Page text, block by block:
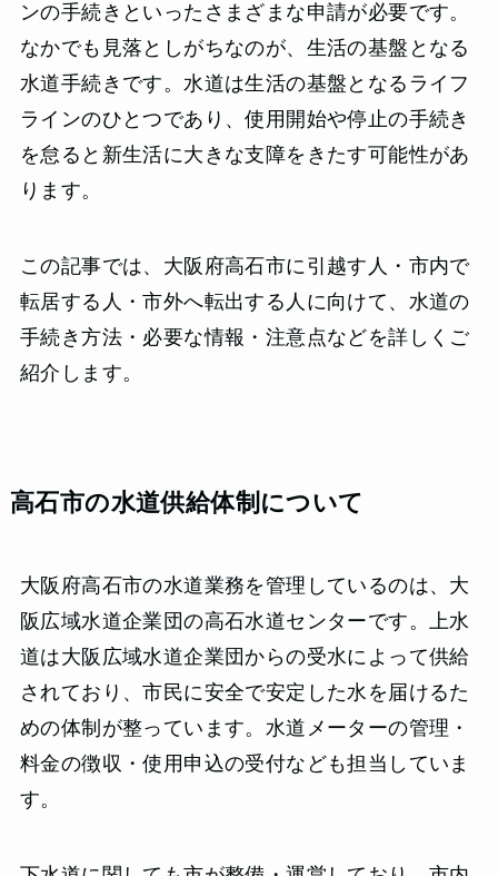
ンの手続きといったさまざまな申請が必要です。
なかでも見落としがちなのが、生活の基盤となる
水道手続きです。水道は生活の基盤となるライフ
ラインのひとつであり、使用開始や停止の手続き
を怠ると新生活に大きな支障をきたす可能性があ
ります。
この記事では、大阪府高石市に引越す人・市内で
転居する人・市外へ転出する人に向けて、水道の
手続き方法・必要な情報・注意点などを詳しくご
紹介します。
高石市の水道供給体制について
大阪府高石市の水道業務を管理しているのは、大
阪広域水道企業団の高石水道センターです。上水
道は大阪広域水道企業団からの受水によって供給
されており、市民に安全で安定した水を届けるた
めの体制が整っています。水道メーターの管理・
料金の徴収・使用申込の受付なども担当していま
す。